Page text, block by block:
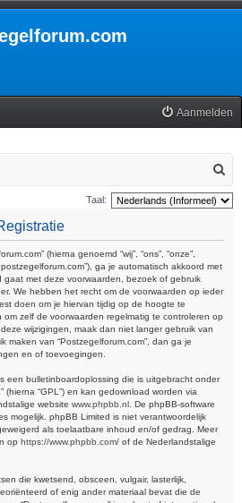
Aanmelden
o
e
Taal:
(hierna genoemd “wij”, “ons”, “onze”,
ga je automatisch akkoord met
gaat met deze voorwaarden, bezoek of gebruik
We hebben het recht om de voorwaarden op ieder
doen om je hiervan tijdig op de hoogte te
zelf de voorwaarden regelmatig te controleren op
wijzigingen, maak dan niet langer gebruik van
maken van “Postzegelforum.com”, dan ga je
en of toevoegingen.
een bulletinboardoplossing die is uitgebracht onder
” (hierna “GPL”) en kan gedownload worden via
website www.phpbb.nl . De phpBB-software
mogelijk. phpBB Limited is niet verantwoordelijk
als toelaatbare inhoud en/of gedrag. Meer
op https://www.phpbb.com/ of de Nederlandstalige
die kwetsend, obsceen, vulgair, lasterlijk,
of enig ander materiaal bevat die de